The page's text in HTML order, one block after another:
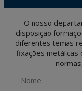
O nosso
disposição
diferentes temas
fixações metálicas